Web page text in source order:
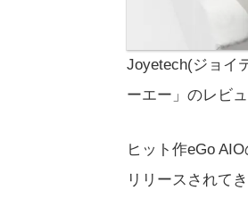
Joyetech(ジョイ
ーエー」のレビュ
ヒット作eGo
リリースされて